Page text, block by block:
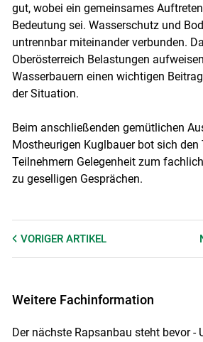
gut, wobei ein gemeinsames
Bedeutung sei. Wasserschutz und
untrennbar miteinander verbunden.
Oberösterreich Belastungen
Wasserbauern einen wichtigen
der Situation.
Beim anschließenden gemütlichen
Mostheurigen Kuglbauer bot sich den
Teilnehmern Gelegenheit zum
zu geselligen Gesprächen.
VORIGER ARTIKEL
Weitere Fachinformation
Der nächste Rapsanbau steht bevor -